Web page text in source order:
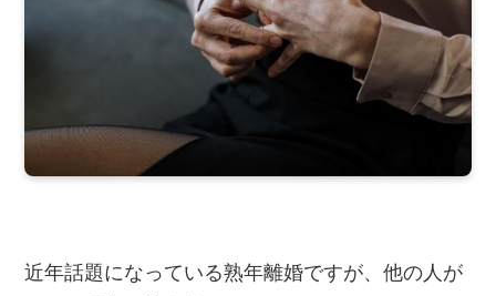
近年話題になっている熟年離婚ですが、他の人が